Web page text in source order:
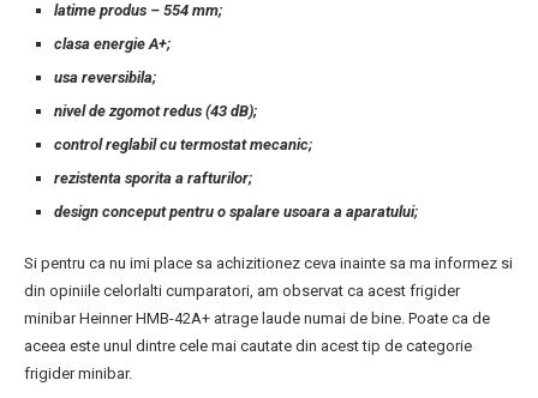
latime produs – 554 mm;
clasa energie A+;
usa reversibila;
nivel de zgomot redus (43 dB);
control reglabil cu termostat mecanic;
rezistenta sporita a rafturilor;
design conceput pentru o spalare usoara a aparatului;
Si pentru ca nu imi place sa achizitionez ceva inainte sa ma informez si
din opiniile celorlalti cumparatori, am observat ca acest frigider
minibar Heinner HMB-42A+ atrage laude numai de bine. Poate ca de
aceea este unul dintre cele mai cautate din acest tip de categorie
frigider minibar.